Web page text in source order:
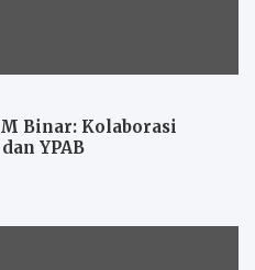
Binar: Kolaborasi
YPAB